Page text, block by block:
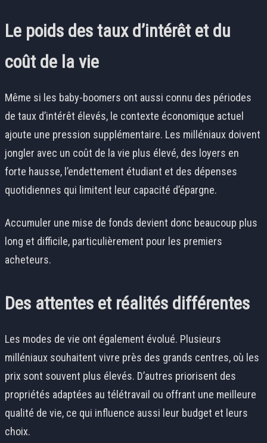
Le poids des taux d’intérêt et du
coût de la vie
Même si les baby-boomers ont aussi connu des périodes
de taux d’intérêt élevés, le contexte économique actuel
ajoute une pression supplémentaire. Les milléniaux doivent
jongler avec un coût de la vie plus élevé, des loyers en
forte hausse, l’endettement étudiant et des dépenses
quotidiennes qui limitent leur capacité d’épargne.
Accumuler une mise de fonds devient donc beaucoup plus
long et difficile, particulièrement pour les premiers
acheteurs.
Des attentes et réalités différentes
Les modes de vie ont également évolué. Plusieurs
milléniaux souhaitent vivre près des grands centres, où les
prix sont souvent plus élevés. D’autres priorisent des
propriétés adaptées au télétravail ou offrant une meilleure
qualité de vie, ce qui influence aussi leur budget et leurs
choix.